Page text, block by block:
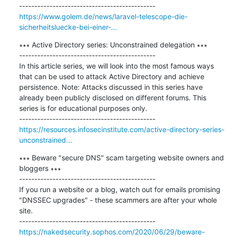
---------------------------------------------
https://www.golem.de/news/laravel-telescope-die-
sicherheitsluecke-bei-einer-...
∗∗∗ Active Directory series: Unconstrained delegation ∗∗∗
---------------------------------------------
In this article series, we will look into the most famous ways
that can be used to attack Active Directory and achieve
persistence. Note: Attacks discussed in this series have
already been publicly disclosed on different forums. This
series is for educational purposes only.
---------------------------------------------
https://resources.infosecinstitute.com/active-directory-series-
unconstrained...
∗∗∗ Beware "secure DNS" scam targeting website owners and
bloggers ∗∗∗
---------------------------------------------
If you run a website or a blog, watch out for emails promising
"DNSSEC upgrades" - these scammers are after your whole
site.
---------------------------------------------
https://nakedsecurity.sophos.com/2020/06/29/beware-